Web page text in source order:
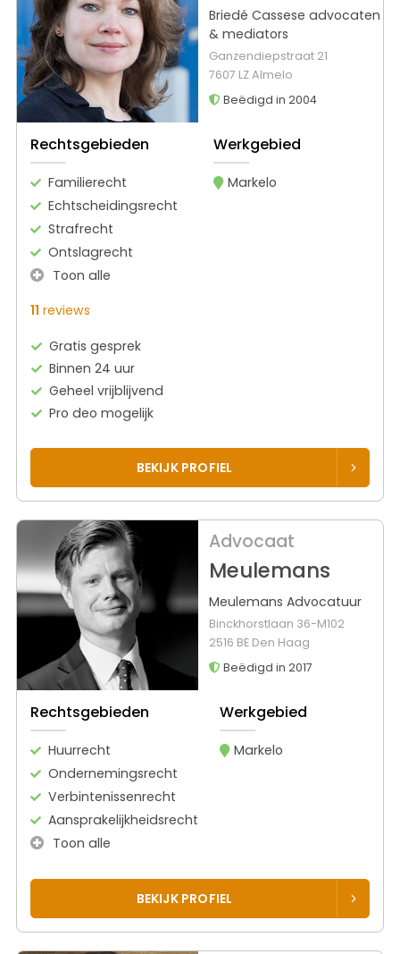
Briedé Cassese advocaten
& mediators
Ganzendiepstraat 21
7607 LZ Almelo
Beëdigd in 2004
Rechtsgebieden
Familierecht
Echtscheidingsrecht
Strafrecht
Ontslagrecht
Toon alle
Werkgebied
Markelo
11 reviews
Gratis gesprek
Binnen 24 uur
Geheel vrijblijvend
Pro deo mogelijk
BEKIJK PROFIEL
Advocaat
Meulemans
Meulemans Advocatuur
Binckhorstlaan 36-M102
2516 BE Den Haag
Beëdigd in 2017
Rechtsgebieden
Huurrecht
Ondernemingsrecht
Verbintenissenrecht
Aansprakelijkheidsrecht
Toon alle
Werkgebied
Markelo
BEKIJK PROFIEL